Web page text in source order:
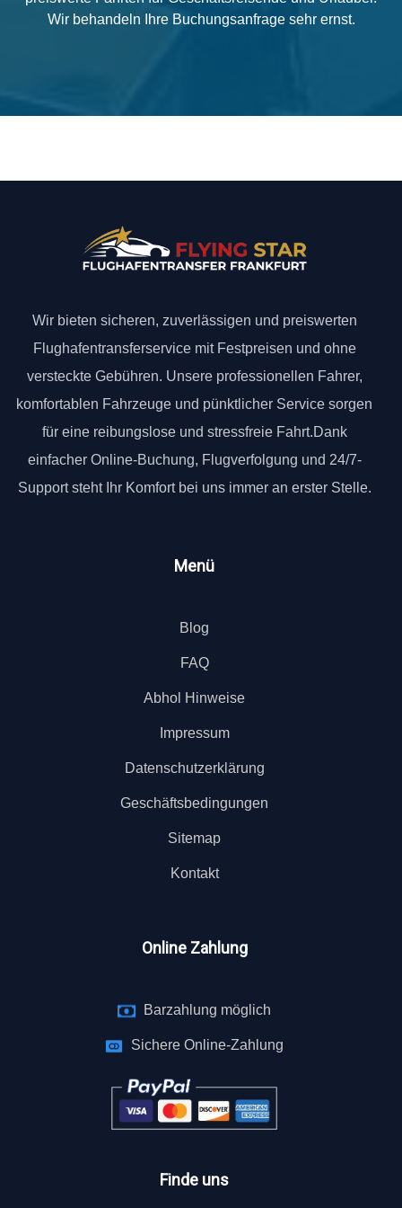
Wir behandeln Ihre Buchungsanfrage sehr ernst.
Wir bieten sicheren, zuverlässigen und preiswerten
Flughafentransferservice mit Festpreisen und ohne
versteckte Gebühren. Unsere professionellen Fahrer,
komfortablen Fahrzeuge und pünktlicher Service sorgen
für eine reibungslose und stressfreie Fahrt.Dank
einfacher Online-Buchung, Flugverfolgung und 24/7-
Support steht Ihr Komfort bei uns immer an erster Stelle.
Menü
Blog
FAQ
Abhol Hinweise
Impressum
Datenschutzerklärung
Geschäftsbedingungen
Sitemap
Kontakt
Online Zahlung
Barzahlung möglich
Sichere Online-Zahlung
Finde uns